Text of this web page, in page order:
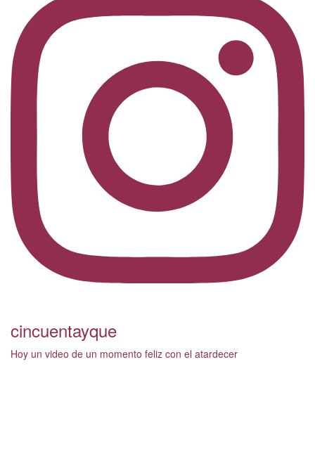
cincuentayque
Hoy un video de un momento feliz con el atardecer